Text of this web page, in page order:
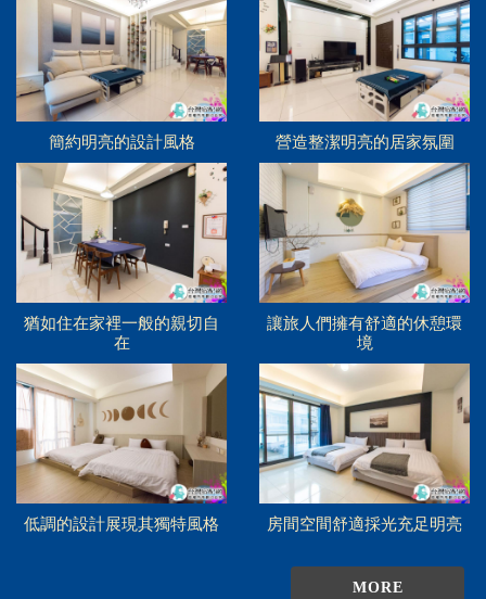
簡約明亮的設計風格 營造整潔明亮的居家氛圍
猶如住在家裡一般的親切自
在
讓旅人們擁有舒適的休憩環
境
低調的設計展現其獨特風格 房間空間舒適採光充足明亮
MORE